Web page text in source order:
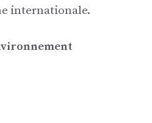
internationale.